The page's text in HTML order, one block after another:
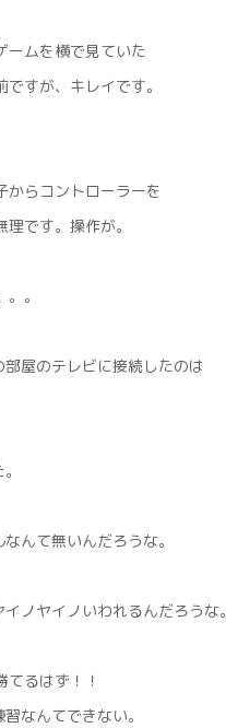
ームを横で見ていた
すが、キレイです。
からコントローラーを
です。操作が。
。
屋のテレビに接続したのは
んて無いんだろうな。
ノヤイノいわれるんだろうな。
るはず！！
なんてできない。